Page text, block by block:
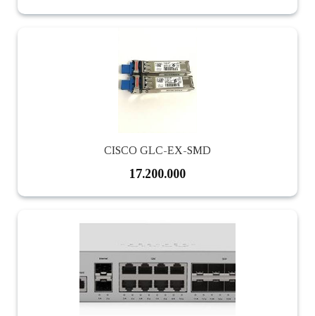
CISCO GLC-EX-SMD
17.200.000